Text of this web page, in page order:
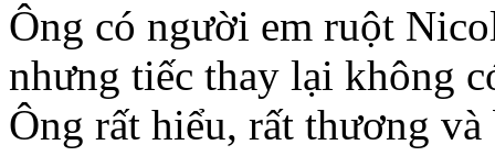
Ông có người em ruột
nhưng tiếc thay lại không
Ông rất hiểu, rất thương